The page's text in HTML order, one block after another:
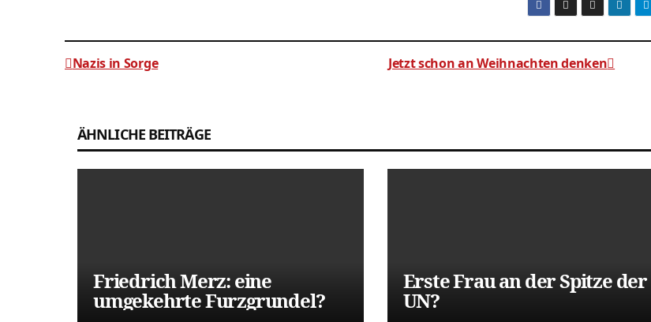
Beitragsnavigation
Jetzt schon an Weihnachten denken
Nazis in Sorge
ÄHNLICHE BEITRÄGE
Friedrich Merz: eine
umgekehrte Furzgrundel?
Erste Frau an der Spitze der
UN?